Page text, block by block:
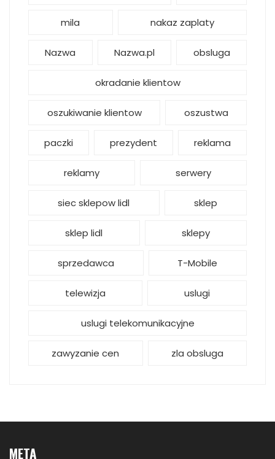
mila nakaz zaplaty
Nazwa Nazwa.pl obsluga
okradanie klientow
oszukiwanie klientow oszustwa
paczki prezydent reklama
reklamy serwery
siec sklepow lidl sklep
sklep lidl sklepy
sprzedawca T-Mobile
telewizja uslugi
uslugi telekomunikacyjne
zawyzanie cen zla obsluga
META